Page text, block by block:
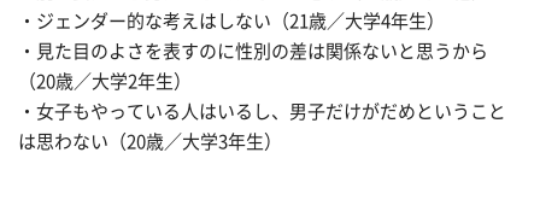
・ジェンダー的な考えはしない（21歳／大学4年生）
・見た目のよさを表すのに性別の差は関係ないと思うから
（20歳／大学2年生）
・女子もやっている人はいるし、男子だけがだめということ
は思わない（20歳／大学3年生）